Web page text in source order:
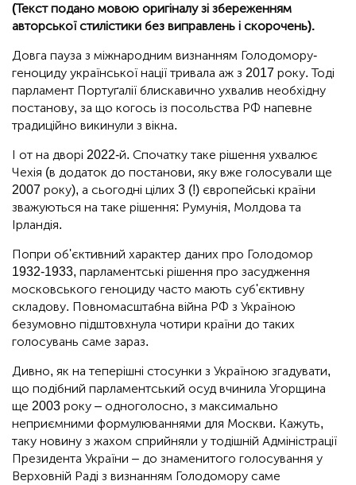
(Текст подано мовою оригіналу зі збереженням
авторської стилістики без виправлень і скорочень).
Довга пауза з міжнародним визнанням Голодомору-
геноциду української нації тривала аж з 2017 року. Тоді
парламент Портуґалії блискавично ухвалив необхідну
постанову, за що когось із посольства РФ напевне
традиційно викинули з вікна.
І от на дворі 2022-й. Спочатку таке рішення ухвалює
Чехія (в додаток до постанови, яку вже голосували ще
2007 року), а сьогодні цілих 3 (!) європейські країни
зважуються на таке рішення: Румунія, Молдова та
Ірландія.
Попри об'єктивний характер даних про Голодомор
1932-1933, парламентські рішення про засудження
московського геноциду часто мають суб'єктивну
складову. Повномасштабна війна РФ з Україною
безумовно підштовхнула чотири країни до таких
голосувань саме зараз.
Дивно, як на теперішні стосунки з Україною згадувати,
що подібний парламентський осуд вчинила Угорщина
ще 2003 року – одноголосно, з максимально
неприємними формулюваннями для Москви. Кажуть,
таку новину з жахом сприйняли у тодішній Адміністрації
Президента України – до знаменитого голосування у
Верховній Раді з визнанням Голодомору саме